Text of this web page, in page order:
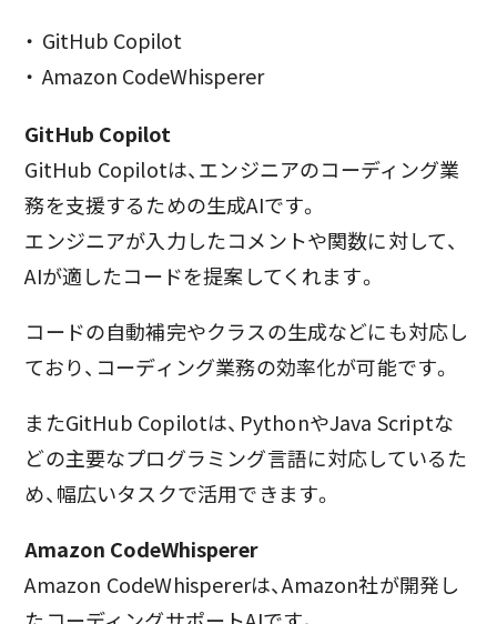
GitHub Copilot
Amazon CodeWhisperer
GitHub Copilot
GitHub Copilotは、エンジニアのコーディング業
務を支援するための生成AIです。
エンジニアが入力したコメントや関数に対して、
AIが適したコードを提案してくれます。
コードの自動補完やクラスの生成などにも対応し
ており、コーディング業務の効率化が可能です。
またGitHub Copilotは、PythonやJava Scriptな
どの主要なプログラミング言語に対応しているた
め、幅広いタスクで活用できます。
Amazon CodeWhisperer
Amazon CodeWhispererは、Amazon社が開発し